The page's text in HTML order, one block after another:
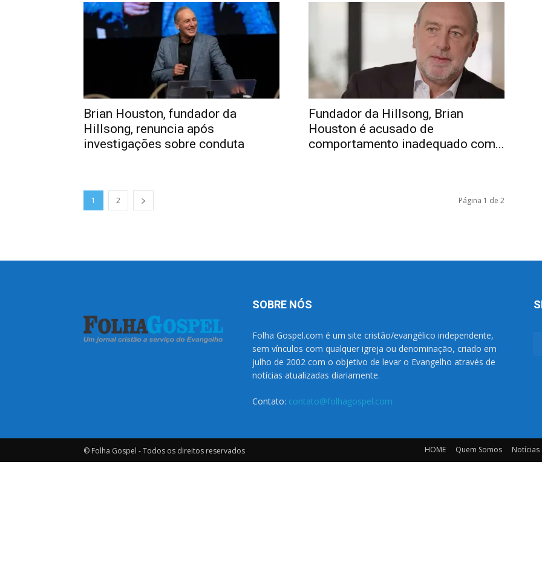
Brian Houston, fundador da
Hillsong, renuncia após
investigações sobre conduta
Fundador da Hillsong, Brian
Houston é acusado de
comportamento inadequado com...
1 2 Página 1 de 2
SOBRE NÓS
Folha Gospel.com é um site cristão/evangélico independente,
sem vínculos com qualquer igreja ou denominação, criado em
julho de 2002 com o objetivo de levar o Evangelho através de
notícias atualizadas diariamente.
Contato: contato@folhagospel.com
© Folha Gospel - Todos os direitos reservados HOME Quem Somos Notícias